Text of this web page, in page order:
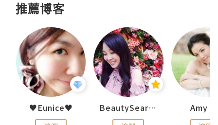
推薦博客
♥Eunice♥ BeautySearch Amy